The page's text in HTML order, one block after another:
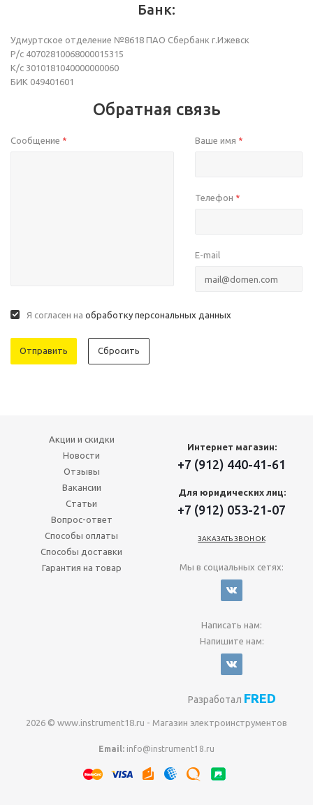
Банк:
Удмуртское отделение №8618 ПАО Сбербанк г.Ижевск
Р/с 40702810068000015315
К/с 3010181040000000060
БИК 049401601
Обратная связь
Сообщение * Ваше имя *
Телефон *
E-mail
Я согласен на обработку персональных данных
Сбросить
Акции и скидки
Новости
Отзывы
Вакансии
Статьи
Вопрос-ответ
Способы оплаты
Способы доставки
Гарантия на товар
Интернет магазин:
+7 (912) 440-41-61
Для юридических лиц:
+7 (912) 053-21-07
ЗАКАЗАТЬ ЗВОНОК
Мы в социальных сетях:
Написать нам:
Напишите нам:
Разработал FRED
2026 © www.instrument18.ru - Магазин электроинструментов
Email: info@instrument18.ru